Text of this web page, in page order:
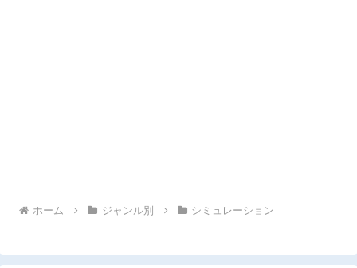
ホーム ジャンル別 シミュレーション